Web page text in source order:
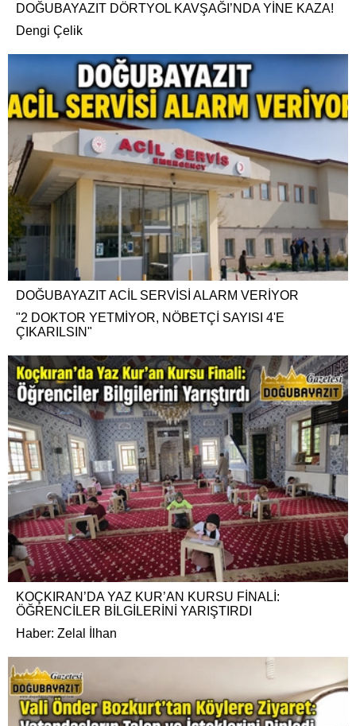
DOĞUBAYAZIT DÖRTYOL KAVŞAĞI’NDA YİNE KAZA!
Dengi Çelik
DOĞUBAYAZIT ACİL SERVİSİ ALARM VERİYOR
"2 DOKTOR YETMİYOR, NÖBETÇİ SAYISI 4'E
ÇIKARILSIN"
KOÇKIRAN’DA YAZ KUR’AN KURSU FİNALİ:
ÖĞRENCİLER BİLGİLERİNİ YARIŞTIRDI
Haber: Zelal İlhan